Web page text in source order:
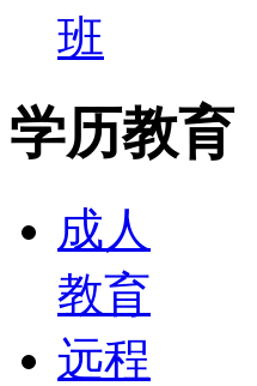
班
学历教育
成人
教育
远程